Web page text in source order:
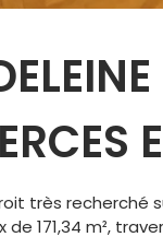
très recherché
de 171,34 m²,